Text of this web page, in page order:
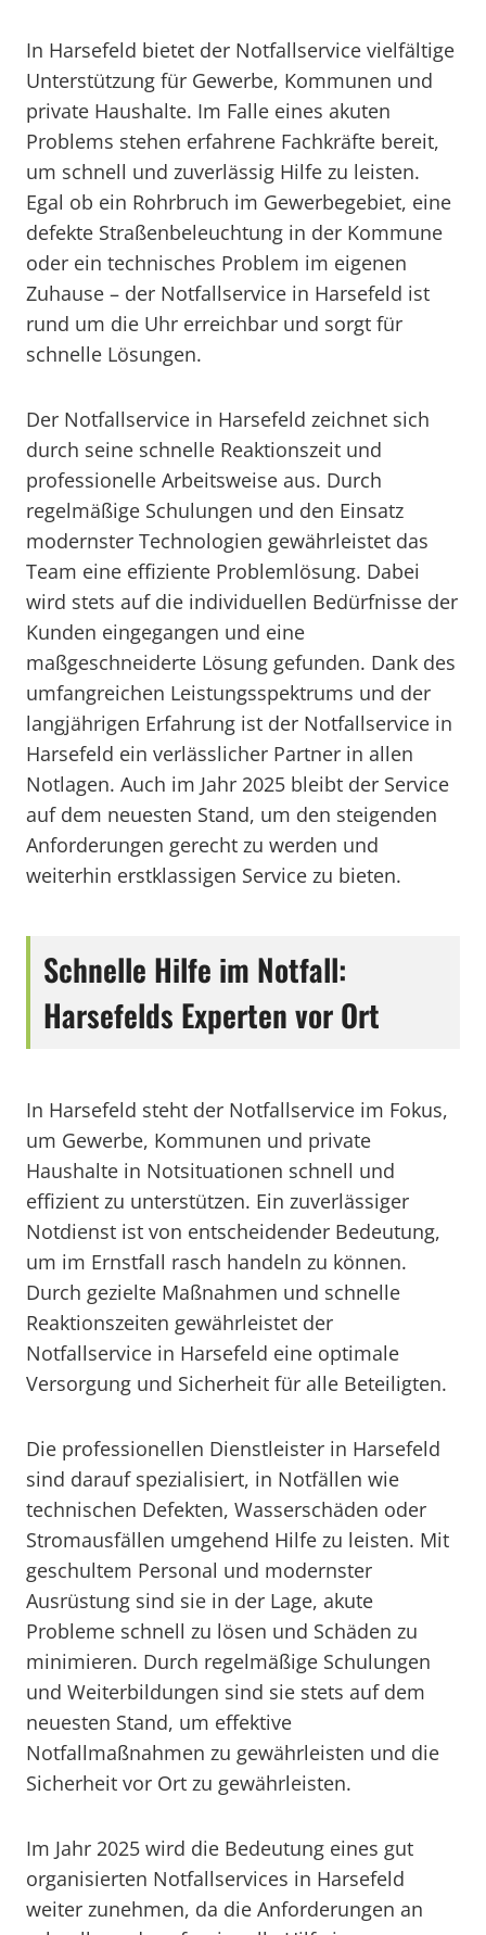
In Harsefeld bietet der Notfallservice vielfältige
Unterstützung für Gewerbe, Kommunen und
private Haushalte. Im Falle eines akuten
Problems stehen erfahrene Fachkräfte bereit,
um schnell und zuverlässig Hilfe zu leisten.
Egal ob ein Rohrbruch im Gewerbegebiet, eine
defekte Straßenbeleuchtung in der Kommune
oder ein technisches Problem im eigenen
Zuhause – der Notfallservice in Harsefeld ist
rund um die Uhr erreichbar und sorgt für
schnelle Lösungen.
Der Notfallservice in Harsefeld zeichnet sich
durch seine schnelle Reaktionszeit und
professionelle Arbeitsweise aus. Durch
regelmäßige Schulungen und den Einsatz
modernster Technologien gewährleistet das
Team eine effiziente Problemlösung. Dabei
wird stets auf die individuellen Bedürfnisse der
Kunden eingegangen und eine
maßgeschneiderte Lösung gefunden. Dank des
umfangreichen Leistungsspektrums und der
langjährigen Erfahrung ist der Notfallservice in
Harsefeld ein verlässlicher Partner in allen
Notlagen. Auch im Jahr 2025 bleibt der Service
auf dem neuesten Stand, um den steigenden
Anforderungen gerecht zu werden und
weiterhin erstklassigen Service zu bieten.
Schnelle Hilfe im Notfall:
Harsefelds Experten vor Ort
In Harsefeld steht der Notfallservice im Fokus,
um Gewerbe, Kommunen und private
Haushalte in Notsituationen schnell und
effizient zu unterstützen. Ein zuverlässiger
Notdienst ist von entscheidender Bedeutung,
um im Ernstfall rasch handeln zu können.
Durch gezielte Maßnahmen und schnelle
Reaktionszeiten gewährleistet der
Notfallservice in Harsefeld eine optimale
Versorgung und Sicherheit für alle Beteiligten.
Die professionellen Dienstleister in Harsefeld
sind darauf spezialisiert, in Notfällen wie
technischen Defekten, Wasserschäden oder
Stromausfällen umgehend Hilfe zu leisten. Mit
geschultem Personal und modernster
Ausrüstung sind sie in der Lage, akute
Probleme schnell zu lösen und Schäden zu
minimieren. Durch regelmäßige Schulungen
und Weiterbildungen sind sie stets auf dem
neuesten Stand, um effektive
Notfallmaßnahmen zu gewährleisten und die
Sicherheit vor Ort zu gewährleisten.
Im Jahr 2025 wird die Bedeutung eines gut
organisierten Notfallservices in Harsefeld
weiter zunehmen, da die Anforderungen an